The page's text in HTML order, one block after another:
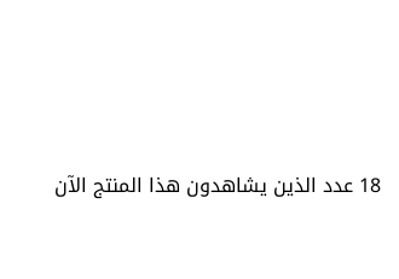
18عدد الذين يشاهدون هذا المنتج الآن